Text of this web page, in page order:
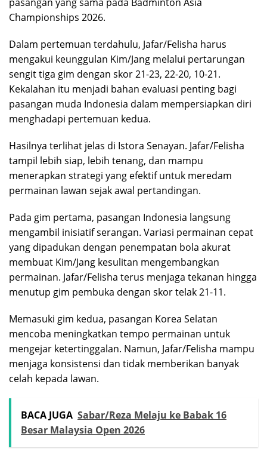
Championships 2026.
Dalam pertemuan terdahulu, Jafar/Felisha harus
mengakui keunggulan Kim/Jang melalui pertarungan
sengit tiga gim dengan skor 21-23, 22-20, 10-21.
Kekalahan itu menjadi bahan evaluasi penting bagi
pasangan muda Indonesia dalam mempersiapkan diri
menghadapi pertemuan kedua.
Hasilnya terlihat jelas di Istora Senayan. Jafar/Felisha
tampil lebih siap, lebih tenang, dan mampu
menerapkan strategi yang efektif untuk meredam
permainan lawan sejak awal pertandingan.
Pada gim pertama, pasangan Indonesia langsung
mengambil inisiatif serangan. Variasi permainan cepat
yang dipadukan dengan penempatan bola akurat
membuat Kim/Jang kesulitan mengembangkan
permainan. Jafar/Felisha terus menjaga tekanan hingga
menutup gim pembuka dengan skor telak 21-11.
Memasuki gim kedua, pasangan Korea Selatan
mencoba meningkatkan tempo permainan untuk
mengejar ketertinggalan. Namun, Jafar/Felisha mampu
menjaga konsistensi dan tidak memberikan banyak
celah kepada lawan.
BACA JUGA Sabar/Reza Melaju ke Babak 16
Besar Malaysia Open 2026